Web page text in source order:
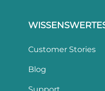
Customer Stories
Blog